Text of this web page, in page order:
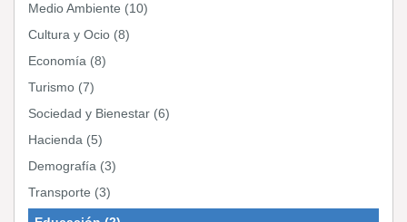
Medio Ambiente (10)
Cultura y Ocio (8)
Economía (8)
Turismo (7)
Sociedad y Bienestar (6)
Hacienda (5)
Demografía (3)
Transporte (3)